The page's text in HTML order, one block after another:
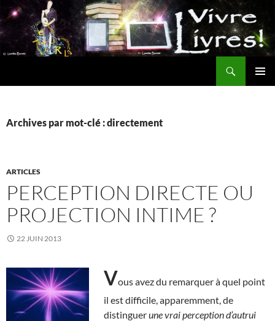
Aller
au
contenu
Archives par mot-clé : directement
ARTICLES
PERCEPTION DIRECTE OU
PROJECTION INTIME ?
22 JUIN 2013
Vous avez du remarquer à quel point
il est difficile, apparemment, de
distinguerune vrai perception d’autrui